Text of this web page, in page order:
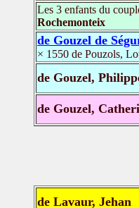
Les 3 enfants du
Rochemonteix
de Gouzel de
× 1550 de Pouzols,
de Gouzel,
de Gouzel,
de Lavaur, Jehan